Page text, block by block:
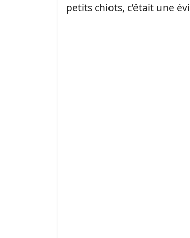
petits chiots, c’était une